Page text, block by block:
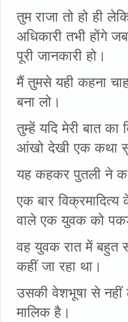
तुम राजा तो हो ही
अधिकारी तभी होंगे
पूरी जानकारी हो।
मैं तुमसे यही कहना
बना लो।
तुम्हें यदि मेरी बात का
आंखो देखी एक कथा
यह कहकर पुतली ने
एक बार
वाले एक युवक को
वह युवक रात में बहुत
कहीं जा रहा था।
उसकी वेशभूषा से नहीं
मालिक है।